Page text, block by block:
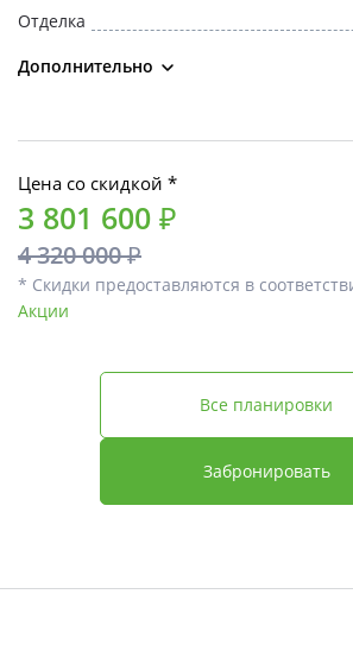
Отделка
Дополнительно
Цена со скидкой *
3 801 600 ₽
4 320 000 ₽
* Скидки предоставляются в
Акции
Забронировать
Все планировки